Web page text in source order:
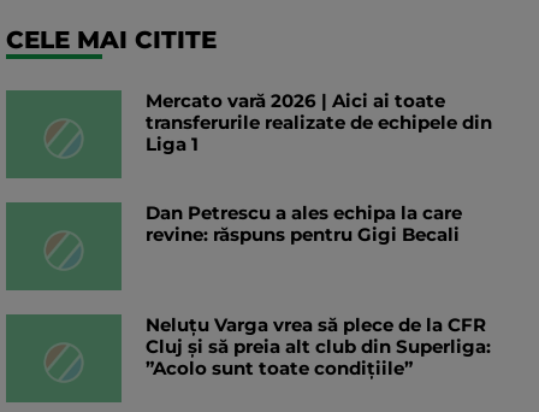
CELE MAI CITITE
Mercato vară 2026 | Aici ai toate
transferurile realizate de echipele din
Liga 1
Dan Petrescu a ales echipa la care
revine: răspuns pentru Gigi Becali
Neluțu Varga vrea să plece de la CFR
Cluj și să preia alt club din Superliga:
”Acolo sunt toate condițiile”